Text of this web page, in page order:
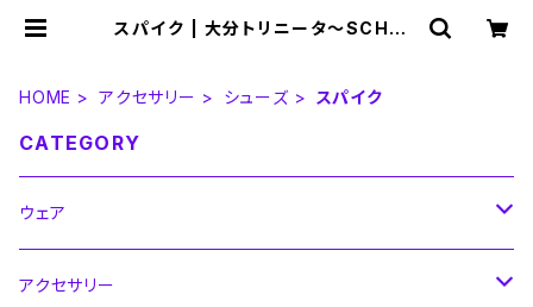
スパイク | 大分トリニータ～SCHOO
HOME アクセサリー シューズ スパイク
CATEGORY
ウェア
シャツ
アクセサリー